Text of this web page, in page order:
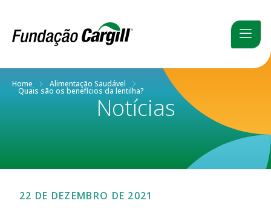
Home Alimentação Saudável
Quais são os benefícios da lentilha?
Notícias
22 DE DEZEMBRO DE 2021